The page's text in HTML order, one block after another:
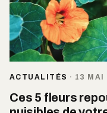
ACTUALITÉS · 13 MAI
Ces 5 fleurs